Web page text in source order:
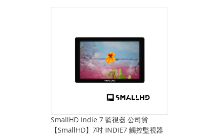
SmallHD Indie 7 監視器 公司貨
【SmallHD】7吋 INDIE7 觸控監視器